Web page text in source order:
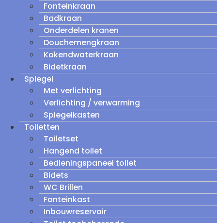
Fonteinkraan
Badkraan
Onderdelen kranen
Douchemengkraan
Kokendwaterkraan
Bidetkraan
Spiegel
Met verlichting
Verlichting / verwarming
Spiegelkasten
Toiletten
Toiletset
Hangend toilet
Bedieningspaneel toilet
Bidets
WC Brillen
Fonteinkast
Inbouwreservoir